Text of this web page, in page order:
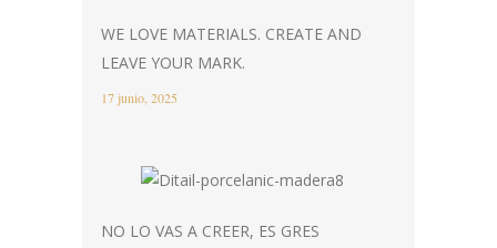
WE LOVE MATERIALS. CREATE AND
LEAVE YOUR MARK.
17 junio, 2025
NO LO VAS A CREER, ES GRES